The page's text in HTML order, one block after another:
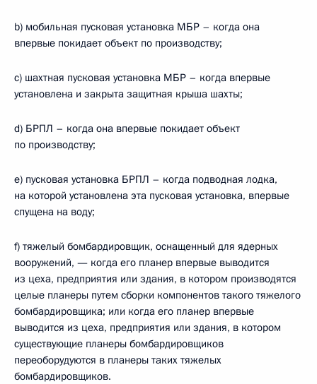
b) мобильная пусковая установка МБР – когда она
впервые покидает объект по производству;
с) шахтная пусковая установка МБР – когда впервые
установлена и закрыта защитная крыша шахты;
d) БРПЛ – когда она впервые покидает объект
по производству;
е) пусковая установка БРПЛ – когда подводная лодка,
на которой установлена эта пусковая установка, впервые
спущена на воду;
f) тяжелый бомбардировщик, оснащенный для ядерных
вооружений, — когда его планер впервые выводится
из цеха, предприятия или здания, в котором производятся
целые планеры путем сборки компонентов такого тяжелого
бомбардировщика; или когда его планер впервые
выводится из цеха, предприятия или здания, в котором
существующие планеры бомбардировщиков
переоборудуются в планеры таких тяжелых
бомбардировщиков.